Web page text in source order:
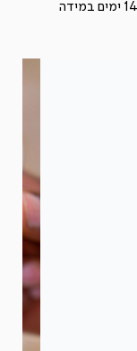
בקנייה באתר, ניתן להחזיר את המוצר במסגרת 14 ימים במידה